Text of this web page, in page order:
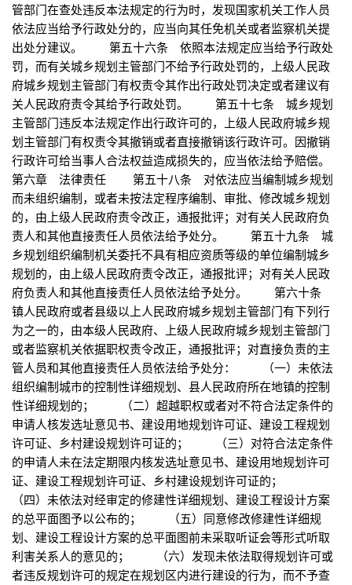
管部门在查处违反本法规定的行为时，发现国家机关工作人员
依法应当给予行政处分的，应当向其任免机关或者监察机关提
出处分建议。 第五十六条 依照本法规定应当给予行政处
罚，而有关城乡规划主管部门不给予行政处罚的，上级人民政
府城乡规划主管部门有权责令其作出行政处罚决定或者建议有
关人民政府责令其给予行政处罚。 第五十七条 城乡规划
主管部门违反本法规定作出行政许可的，上级人民政府城乡规
划主管部门有权责令其撤销或者直接撤销该行政许可。因撤销
行政许可给当事人合法权益造成损失的，应当依法给予赔偿。
第六章 法律责任 第五十八条 对依法应当编制城乡规划
而未组织编制，或者未按法定程序编制、审批、修改城乡规划
的，由上级人民政府责令改正，通报批评；对有关人民政府负
责人和其他直接责任人员依法给予处分。 第五十九条 城
乡规划组织编制机关委托不具有相应资质等级的单位编制城乡
规划的，由上级人民政府责令改正，通报批评；对有关人民政
府负责人和其他直接责任人员依法给予处分。 第六十条
镇人民政府或者县级以上人民政府城乡规划主管部门有下列行
为之一的，由本级人民政府、上级人民政府城乡规划主管部门
或者监察机关依据职权责令改正，通报批评；对直接负责的主
管人员和其他直接责任人员依法给予处分： （一）未依法
组织编制城市的控制性详细规划、县人民政府所在地镇的控制
性详细规划的； （二）超越职权或者对不符合法定条件的
申请人核发选址意见书、建设用地规划许可证、建设工程规划
许可证、乡村建设规划许可证的； （三）对符合法定条件
的申请人未在法定期限内核发选址意见书、建设用地规划许可
证、建设工程规划许可证、乡村建设规划许可证的；
（四）未依法对经审定的修建性详细规划、建设工程设计方案
的总平面图予以公布的； （五）同意修改修建性详细规
划、建设工程设计方案的总平面图前未采取听证会等形式听取
利害关系人的意见的； （六）发现未依法取得规划许可或
者违反规划许可的规定在规划区内进行建设的行为，而不予查